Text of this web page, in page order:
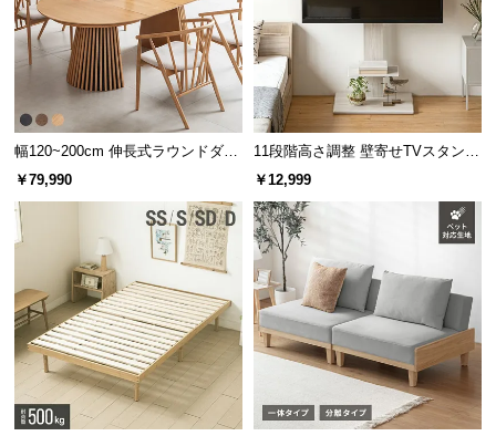
約23.4万本/㎡
葉もボリュームも少ない
約92万本/㎡
密度が高くてふかふか
密度はプロトタイプの約3.9倍!
芝丈38㎜のふかふかとした触り心地
埋もれるほどに長い芝丈はふかふかとした気持ちの
幅120~200cm 伸長式ラウンドダイ
ニングテーブル 6人掛け 天然木突
板 美しい格子デザイン
￥79,990
11段階高さ調整 壁寄せTVスタンド
キャスター付き 上下左右角度調節
￥12,999